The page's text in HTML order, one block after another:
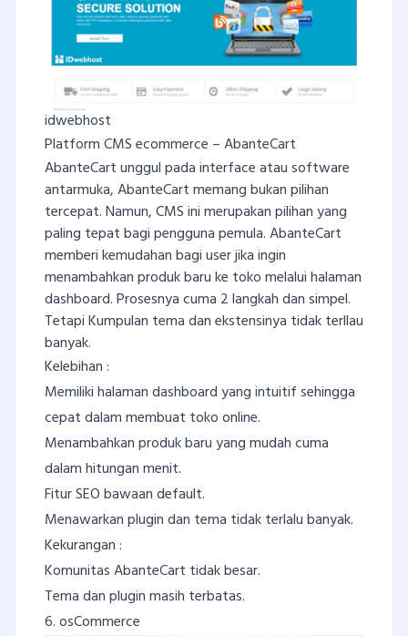
idwebhost
Platform CMS ecommerce – AbanteCart
AbanteCart unggul pada interface atau software
antarmuka, AbanteCart memang bukan pilihan
tercepat. Namun, CMS ini merupakan pilihan yang
paling tepat bagi pengguna pemula. AbanteCart
memberi kemudahan bagi user jika ingin
menambahkan produk baru ke toko melalui halaman
dashboard. Prosesnya cuma 2 langkah dan simpel.
Tetapi Kumpulan tema dan ekstensinya tidak terllau
banyak.
Kelebihan :
Memiliki halaman dashboard yang intuitif sehingga
cepat dalam membuat toko online.
Menambahkan produk baru yang mudah cuma
dalam hitungan menit.
Fitur SEO bawaan default.
Menawarkan plugin dan tema tidak terlalu banyak.
Kekurangan :
Komunitas AbanteCart tidak besar.
Tema dan plugin masih terbatas.
6. osCommerce